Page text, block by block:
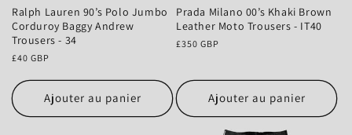
Ralph Lauren 90’s Polo Jumbo
Corduroy Baggy Andrew
Trousers - 34
Prix
£40 GBP
Ajouter au panier
Prada Milano 00’s Khaki Brown
Leather Moto Trousers - IT40
Prix
£350 GBP
Ajouter au panier